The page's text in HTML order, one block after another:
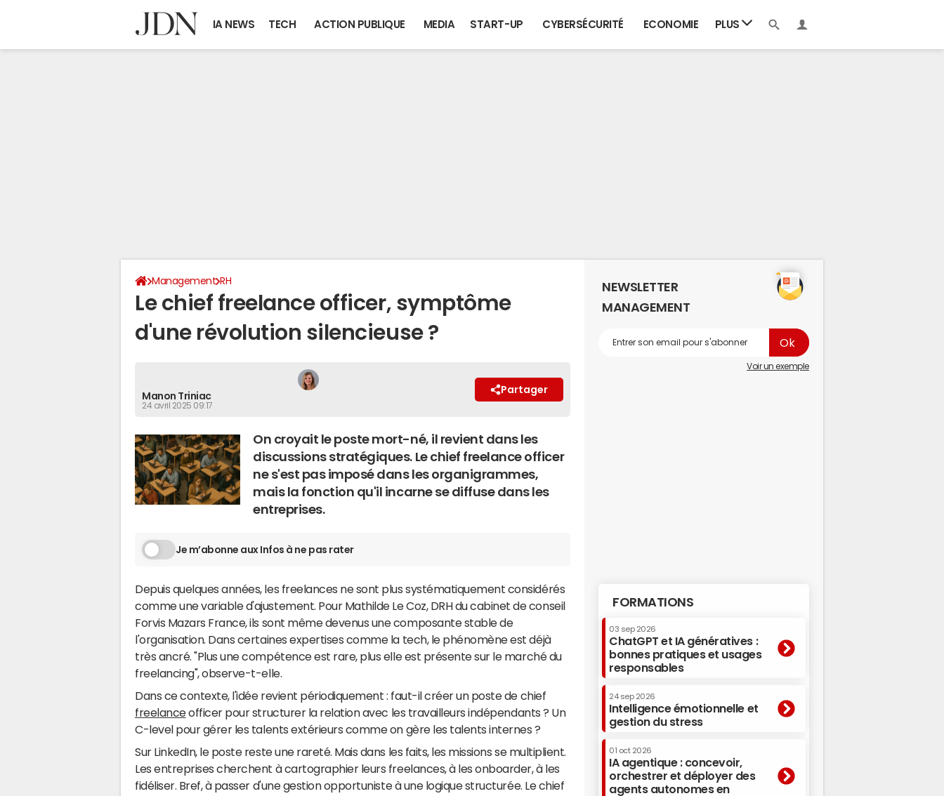
IA NEWS TECH ACTION PUBLIQUE MEDIA START-UP CYBERSÉCURITÉ ECONOMIE PLUS
Management RH
Le chief freelance officer, symptôme
d'une révolution silencieuse ?
Manon Triniac
24 avril 2025 09:17
Partager
On croyait le poste mort-né, il revient dans les
discussions stratégiques. Le chief freelance officer
ne s'est pas imposé dans les organigrammes,
mais la fonction qu'il incarne se diffuse dans les
entreprises.
Je m’abonne aux Infos à ne pas rater
Depuis quelques années, les freelances ne sont plus systématiquement considérés
comme une variable d'ajustement. Pour Mathilde Le Coz, DRH du cabinet de conseil
Forvis Mazars France, ils sont même devenus une composante stable de
l'organisation. Dans certaines expertises comme la tech, le phénomène est déjà
très ancré. "Plus une compétence est rare, plus elle est présente sur le marché du
freelancing", observe-t-elle.
Dans ce contexte, l'idée revient périodiquement : faut-il créer un poste de chief
freelanceofficer pour structurer la relation avec les travailleurs indépendants ? Un
C-level pour gérer les talents extérieurs comme on gère les talents internes ?
Sur LinkedIn, le poste reste une rareté. Mais dans les faits, les missions se multiplient.
Les entreprises cherchent à cartographier leurs freelances, à les onboarder, à les
fidéliser. Bref, à passer d'une gestion opportuniste à une logique structurée. Le chief
NEWSLETTER
MANAGEMENT
Voir un exemple
FORMATIONS
03 sep 2026
ChatGPT et IA génératives :
bonnes pratiques et usages
responsables
24 sep 2026
Intelligence émotionnelle et
gestion du stress
01 oct 2026
IA agentique : concevoir,
orchestrer et déployer des
agents autonomes en